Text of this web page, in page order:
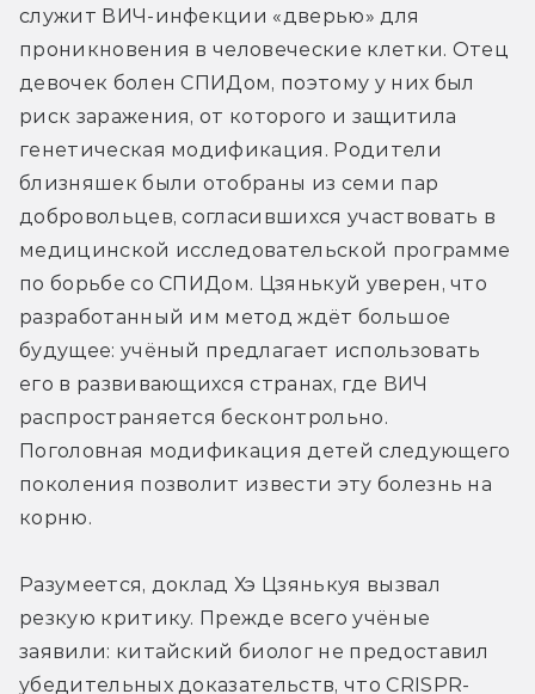
служит ВИЧ-инфекции «дверью» для
проникновения в человеческие клетки. Отец
девочек болен СПИДом, поэтому у них был
риск заражения, от которого и защитила
генетическая модификация. Родители
близняшек были отобраны из семи пар
добровольцев, согласившихся участвовать в
медицинской исследовательской программе
по борьбе со СПИДом. Цзянькуй уверен, что
разработанный им метод ждёт большое
будущее: учёный предлагает использовать
его в развивающихся странах, где ВИЧ
распространяется бесконтрольно.
Поголовная модификация детей следующего
поколения позволит извести эту болезнь на
корню.
Разумеется, доклад Хэ Цзянькуя вызвал
резкую критику. Прежде всего учёные
заявили: китайский биолог не предоставил
убедительных доказательств, что CRISPR-